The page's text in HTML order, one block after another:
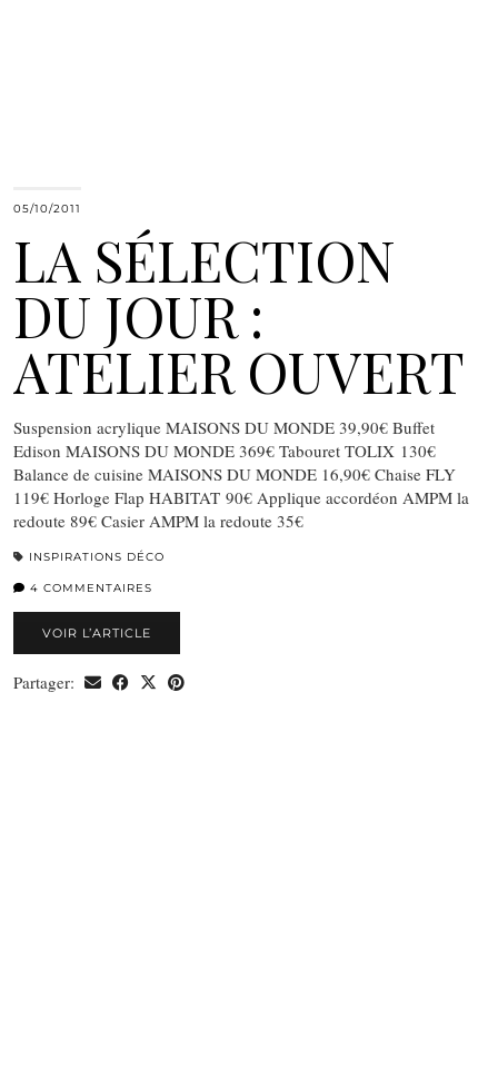
05/10/2011
LA SÉLECTION
DU JOUR :
ATELIER OUVERT
Suspension acrylique MAISONS DU MONDE 39,90€ Buffet
Edison MAISONS DU MONDE 369€ Tabouret TOLIX 130€
Balance de cuisine MAISONS DU MONDE 16,90€ Chaise FLY
119€ Horloge Flap HABITAT 90€ Applique accordéon AMPM la
redoute 89€ Casier AMPM la redoute 35€
INSPIRATIONS DÉCO
4 COMMENTAIRES
VOIR L’ARTICLE
Partager: